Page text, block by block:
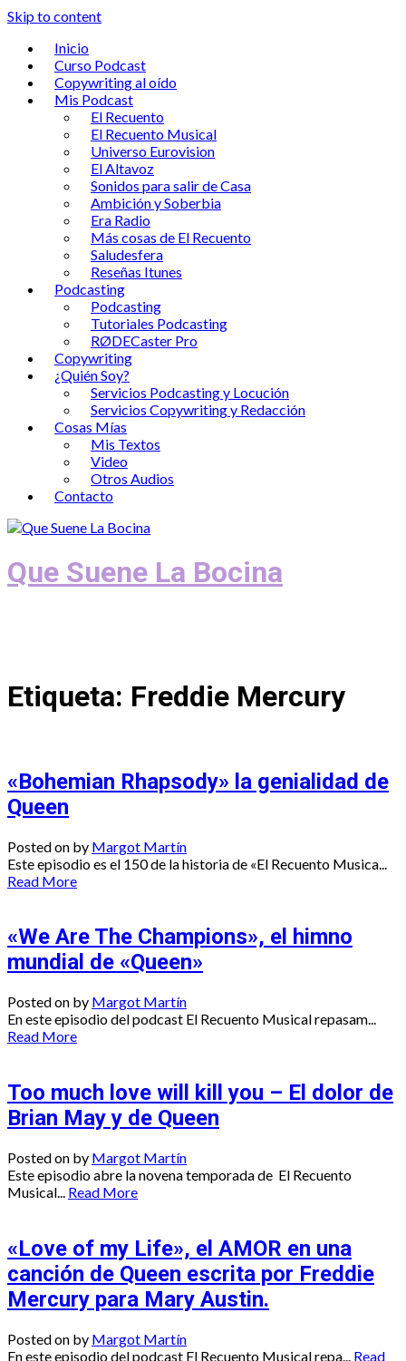
Skip to content
Inicio
Curso Podcast
Copywriting al oído
Mis Podcast
El Recuento
El Recuento Musical
Universo Eurovision
El Altavoz
Sonidos para salir de Casa
Ambición y Soberbia
Era Radio
Más cosas de El Recuento
Saludesfera
Reseñas Itunes
Podcasting
Podcasting
Tutoriales Podcasting
RØDECaster Pro
Copywriting
¿Quién Soy?
Servicios Podcasting y Locución
Servicios Copywriting y Redacción
Cosas Mías
Mis Textos
Video
Otros Audios
Contacto
Que Suene La Bocina
Etiqueta: Freddie Mercury
«Bohemian Rhapsody» la genialidad de
Queen
Posted on by Margot Martín
Este episodio es el 150 de la historia de «El Recuento Musica...
Read More
«We Are The Champions», el himno
mundial de «Queen»
Posted on by Margot Martín
En este episodio del podcast El Recuento Musical repasam...
Read More
Too much love will kill you – El dolor de
Brian May y de Queen
Posted on by Margot Martín
Este episodio abre la novena temporada de El Recuento
Musical... Read More
«Love of my Life», el AMOR en una
canción de Queen escrita por Freddie
Mercury para Mary Austin.
Posted on by Margot Martín
En este episodio del podcast El Recuento Musical repa... Read